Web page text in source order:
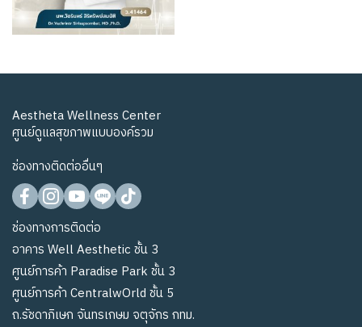
Aestheta Wellness Center
ศูนย์ดูแลสุขภาพแบบองค์รวม
ช่องทางติดต่ออื่นๆ
ช่องทางการติดต่อ
อาคาร Well Aesthetic ชั้น 3
ศูนย์การค้า Paradise Park ชั้น 3
ศูนย์การค้า CentralwOrld ชั้น 5
ถ.รัชดาภิเษก จันทรเกษม จตุจักร กทม.